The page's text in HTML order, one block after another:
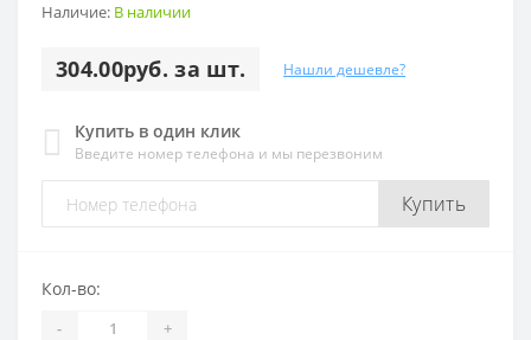
Наличие: В наличии
304.00руб. за шт. Нашли дешевле?
Купить в один клик
Введите номер телефона и мы перезвоним
Купить
Кол-во:
- +